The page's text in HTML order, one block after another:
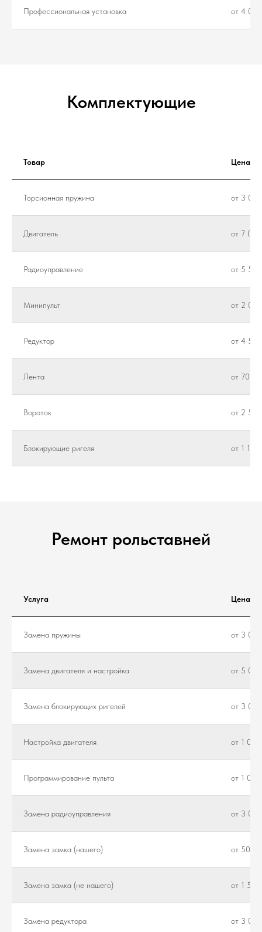
Профессиональная установка от 4
Комплектующие
Товар Цена
Торсионная пружина от 3
Двигатель от 7
Радиоуправление от 5
Минипульт от 2
Редуктор от 4
Лента от 700 ₽
Вороток от 2
Блокирующие ригеля от 1 100
Ремонт рольставней
Услуга Цена
Замена пружины от 3
Замена двигателя и настройка от 5
Замена блокирующих ригелей от 3
Настройка двигателя от 1
Программирование пульта от 1
Замена радиоуправления от 3
Замена замка (нашего) от 500 ₽
Замена замка (не нашего) от 1
Замена редуктора от 3